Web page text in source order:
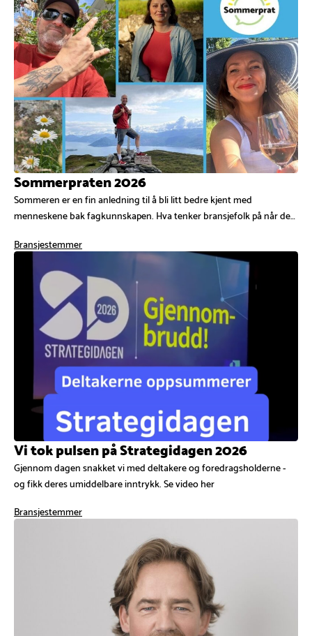
Sommerpraten 2026
Sommeren er en fin anledning til å bli litt bedre kjent med
menneskene bak fagkunnskapen. Hva tenker bransjefolk på når de…
Bransjestemmer
Vi tok pulsen på Strategidagen 2026
Gjennom dagen snakket vi med deltakere og foredragsholderne -
og fikk deres umiddelbare inntrykk. Se video her
Bransjestemmer